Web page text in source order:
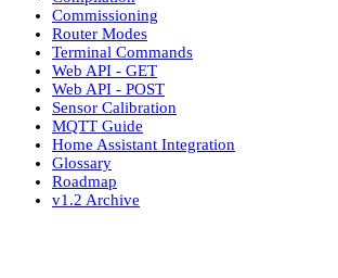
Commissioning
Router Modes
Terminal Commands
Web API - GET
Web API - POST
Sensor Calibration
MQTT Guide
Home Assistant Integration
Glossary
Roadmap
v1.2 Archive